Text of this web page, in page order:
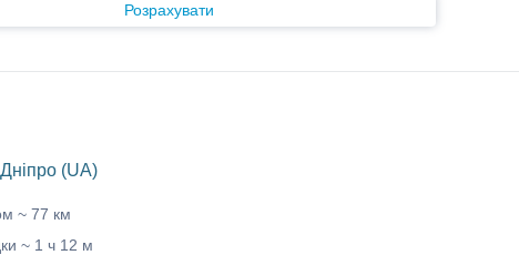
Розрахувати
(UA)
~ 77 км
~ 1 ч 12 м